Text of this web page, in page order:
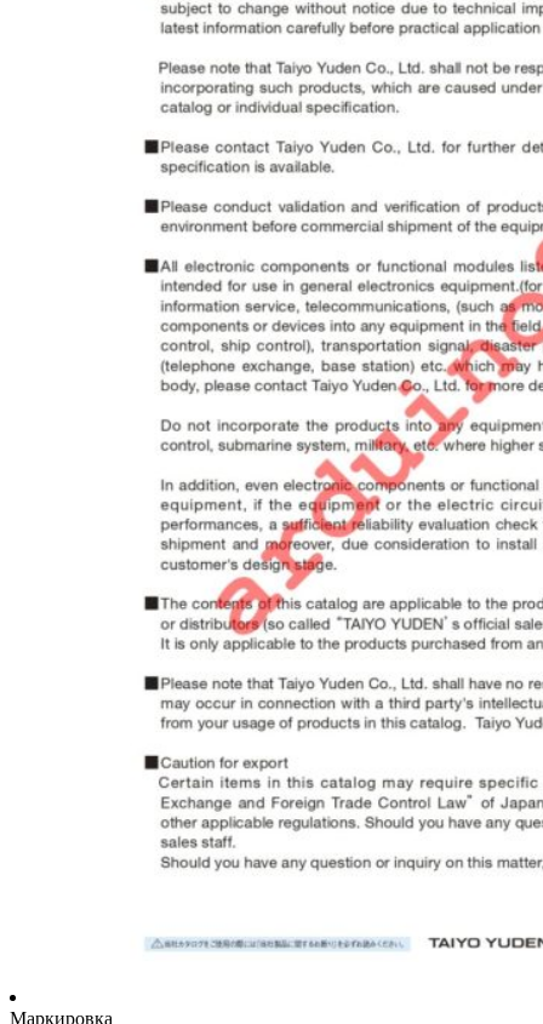
Маркировка